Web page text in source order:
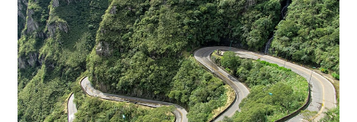
Menos
Uma
Vez
Na
Vida